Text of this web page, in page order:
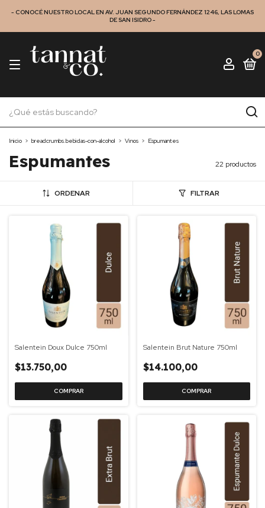
- CONOCÉ NUESTRO LOCAL EN AV. JUAN SEGUNDO FERNÁNDEZ 1246, LAS LOMAS
DE SAN ISIDRO -
0
Inicio > breadcrumbs.bebidas-con-alcohol > Vinos > Espumantes
Espumantes 22 productos
ORDENAR FILTRAR
Salentein Doux Dulce 750ml
$13.750,00
Salentein Brut Nature 750ml
$14.100,00